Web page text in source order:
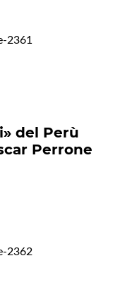
2361
del Perù
Perrone
2362